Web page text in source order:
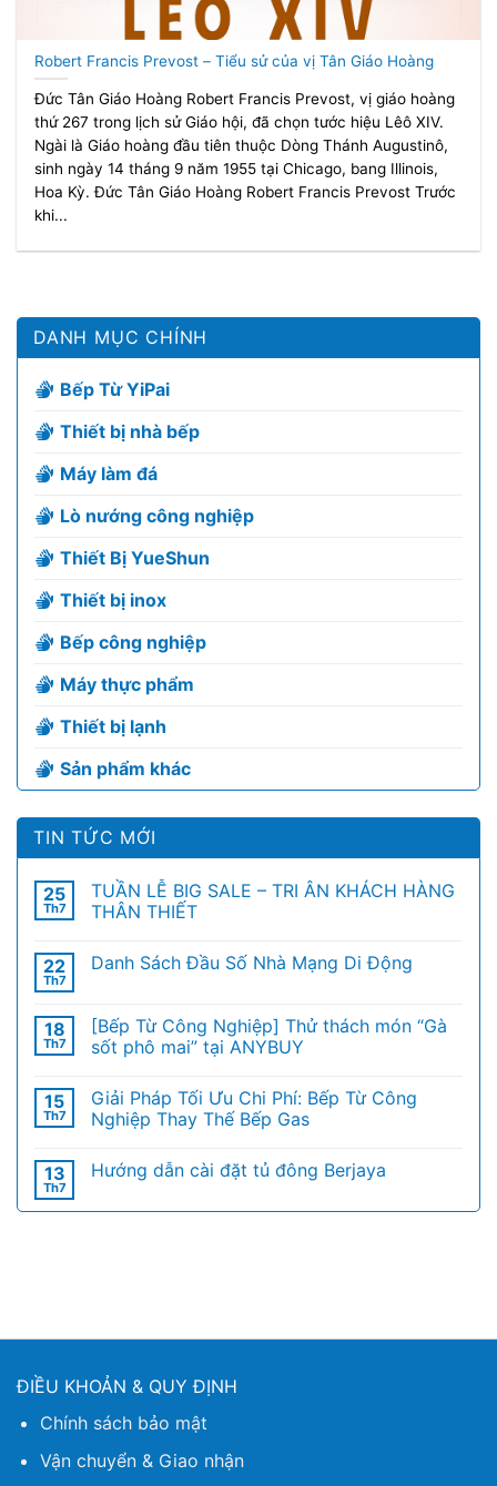
Robert Francis Prevost – Tiểu sử của vị Tân Giáo Hoàng
Đức Tân Giáo Hoàng Robert Francis Prevost, vị giáo hoàng
thứ 267 trong lịch sử Giáo hội, đã chọn tước hiệu Lêô XIV.
Ngài là Giáo hoàng đầu tiên thuộc Dòng Thánh Augustinô,
sinh ngày 14 tháng 9 năm 1955 tại Chicago, bang Illinois,
Hoa Kỳ. Đức Tân Giáo Hoàng Robert Francis Prevost Trước
khi...
DANH MỤC CHÍNH
Bếp Từ YiPai
Thiết bị nhà bếp
Máy làm đá
Lò nướng công nghiệp
Thiết Bị YueShun
Thiết bị inox
Bếp công nghiệp
Máy thực phẩm
Thiết bị lạnh
Sản phẩm khác
TIN TỨC MỚI
25
Th7
TUẦN LỄ BIG SALE – TRI ÂN KHÁCH HÀNG
THÂN THIẾT
22
Th7
Danh Sách Đầu Số Nhà Mạng Di Động
18
Th7
[Bếp Từ Công Nghiệp] Thử thách món “Gà
sốt phô mai” tại ANYBUY
15
Th7
Giải Pháp Tối Ưu Chi Phí: Bếp Từ Công
Nghiệp Thay Thế Bếp Gas
13
Th7
Hướng dẫn cài đặt tủ đông Berjaya
ĐIỀU KHOẢN & QUY ĐỊNH
Chính sách bảo mật
Vận chuyển & Giao nhận